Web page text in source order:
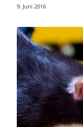
9. Juni 2016